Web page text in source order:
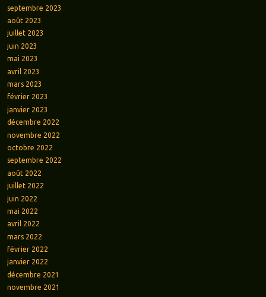
septembre 2023
août 2023
juillet 2023
juin 2023
mai 2023
avril 2023
mars 2023
février 2023
janvier 2023
décembre 2022
novembre 2022
octobre 2022
septembre 2022
août 2022
juillet 2022
juin 2022
mai 2022
avril 2022
mars 2022
février 2022
janvier 2022
décembre 2021
novembre 2021